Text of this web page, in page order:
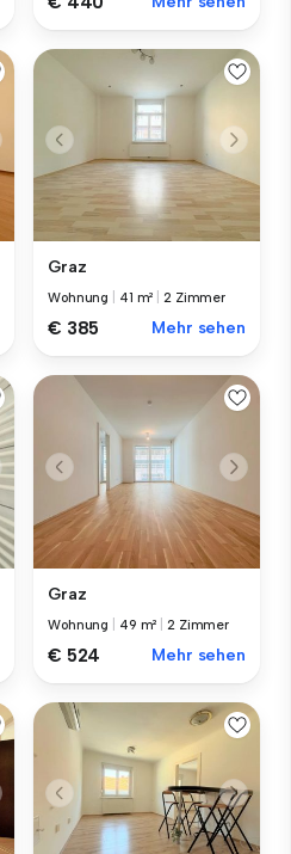
Graz
Wohnung 41 m² |2 Zimmer
€ 385 Mehr sehen
Graz
Wohnung 49 m² |2 Zimmer
€ 524 Mehr sehen